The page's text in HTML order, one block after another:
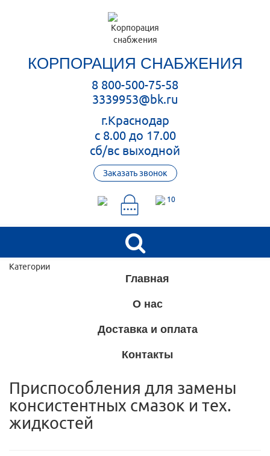
КОРПОРАЦИЯ СНАБЖЕНИЯ
8 800-500-75-58
3339953@bk.ru
г.Краснодар
с 8.00 до 17.00
сб/вс выходной
Заказать звонок
10
Категории
Главная
О нас
Доставка и оплата
Контакты
Приспособления для замены
консистентных смазок и тех.
жидкостей